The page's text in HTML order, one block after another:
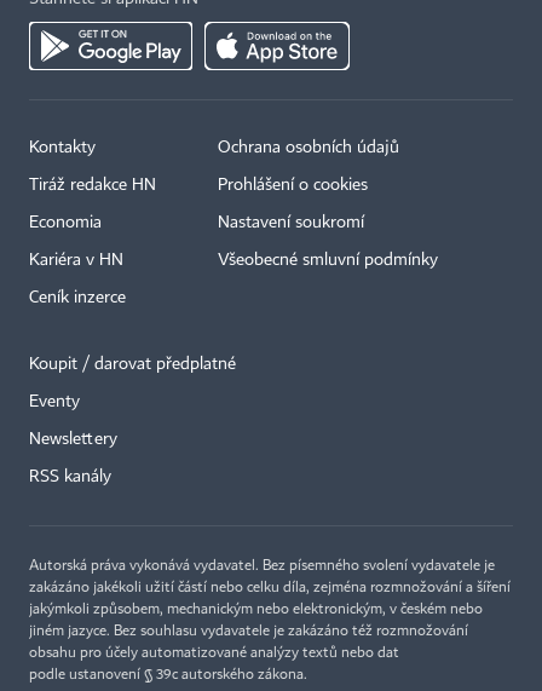
Kontakty
Tiráž redakce HN
Economia
Kariéra v HN
Ceník inzerce
Ochrana osobních údajů
Prohlášení o cookies
Nastavení soukromí
Všeobecné smluvní podmínky
Koupit / darovat předplatné
Eventy
Newslettery
RSS kanály
Autorská práva vykonává vydavatel. Bez písemného svolení vydavatele je
zakázáno jakékoli užití částí nebo celku díla, zejména rozmnožování a šíření
jakýmkoli způsobem, mechanickým nebo elektronickým, v českém nebo
jiném jazyce. Bez souhlasu vydavatele je zakázáno též rozmnožování
obsahu pro účely automatizované analýzy textů nebo dat
podle ustanovení § 39c autorského zákona.